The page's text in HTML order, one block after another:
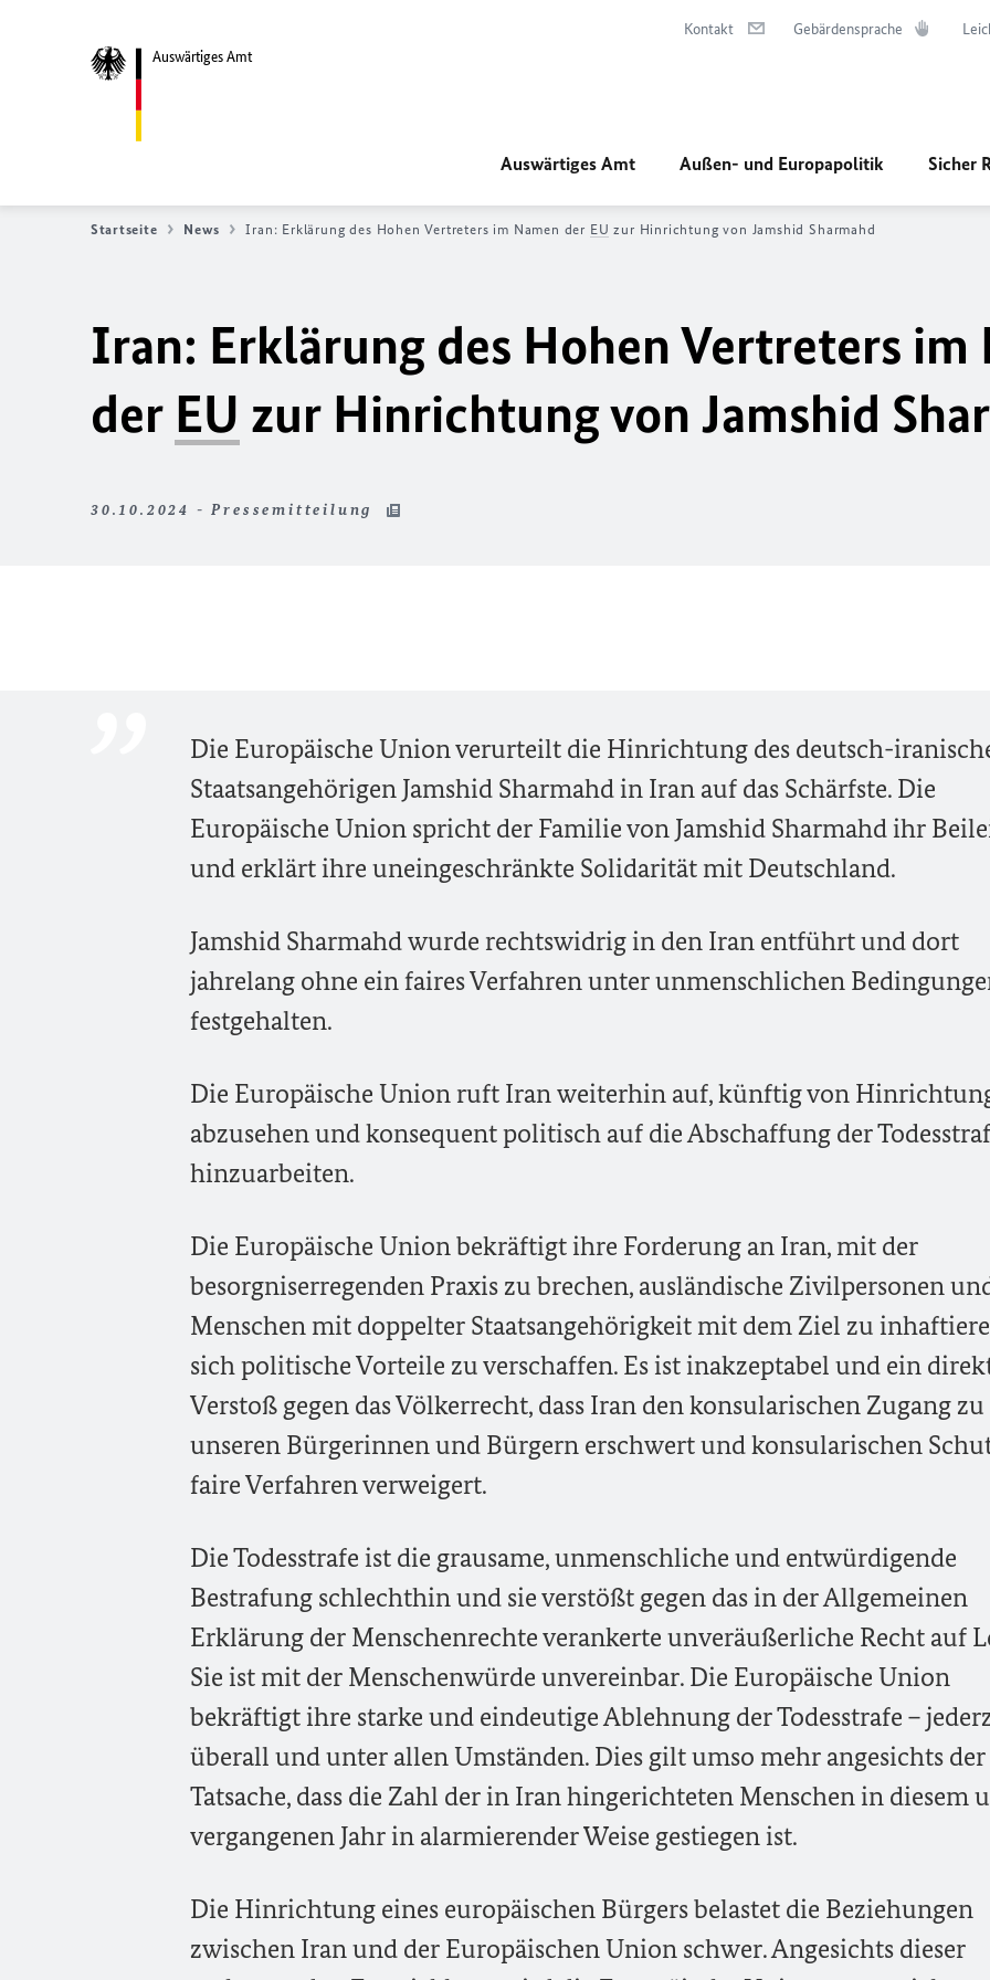
Auswärtiges Amt
Kontakt Gebärdensprache
Auswärtiges Amt Außen- und Europapolitik Sicher
Startseite News Iran: Erklärung des Hohen Vertreters im Namen der EU zur Hinrichtung von Jamshid Sharmahd
Iran: Erklärung des Hohen Vertreters im
der EU zur Hinrichtung von Jamshid
30.10.2024 - Pressemitteilung
Die Europäische Union verurteilt die Hinrichtung des deutsch-
Staatsangehörigen Jamshid Sharmahd in Iran auf das Schärfste. Die
Europäische Union spricht der Familie von Jamshid Sharmahd ihr
und erklärt ihre uneingeschränkte Solidarität mit Deutschland.
Jamshid Sharmahd wurde rechtswidrig in den Iran entführt und dort
jahrelang ohne ein faires Verfahren unter unmenschlichen
festgehalten.
Die Europäische Union ruft Iran weiterhin auf, künftig von
abzusehen und konsequent politisch auf die Abschaffung der
hinzuarbeiten.
Die Europäische Union bekräftigt ihre Forderung an Iran, mit der
besorgniserregenden Praxis zu brechen, ausländische Zivilpersonen
Menschen mit doppelter Staatsangehörigkeit mit dem Ziel zu
sich politische Vorteile zu verschaffen. Es ist inakzeptabel und ein
Verstoß gegen das Völkerrecht, dass Iran den konsularischen Zugang zu
unseren Bürgerinnen und Bürgern erschwert und konsularischen
faire Verfahren verweigert.
Die Todesstrafe ist die grausame, unmenschliche und entwürdigende
Bestrafung schlechthin und sie verstößt gegen das in der Allgemeinen
Erklärung der Menschenrechte verankerte unveräußerliche Recht auf
Sie ist mit der Menschenwürde unvereinbar. Die Europäische Union
bekräftigt ihre starke und eindeutige Ablehnung der Todesstrafe –
überall und unter allen Umständen. Dies gilt umso mehr angesichts der
Tatsache, dass die Zahl der in Iran hingerichteten Menschen in diesem
vergangenen Jahr in alarmierender Weise gestiegen ist.
Die Hinrichtung eines europäischen Bürgers belastet die Beziehungen
zwischen Iran und der Europäischen Union schwer. Angesichts dieser